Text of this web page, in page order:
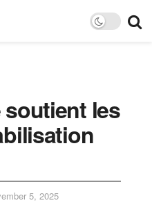
soutient les
5, 2025